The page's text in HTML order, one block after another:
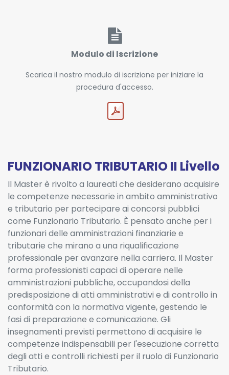
Modulo di Iscrizione
Scarica il nostro modulo di iscrizione per iniziare la
procedura d'accesso.
FUNZIONARIO TRIBUTARIO II Livello
Il Master è rivolto a laureati che desiderano acquisire
le competenze necessarie in ambito amministrativo
e tributario per partecipare ai concorsi pubblici
come Funzionario Tributario. È pensato anche per i
funzionari delle amministrazioni finanziarie e
tributarie che mirano a una riqualificazione
professionale per avanzare nella carriera. Il Master
forma professionisti capaci di operare nelle
amministrazioni pubbliche, occupandosi della
predisposizione di atti amministrativi e di controllo in
conformità con la normativa vigente, gestendo le
fasi di preparazione e comunicazione. Gli
insegnamenti previsti permettono di acquisire le
competenze indispensabili per l'esecuzione corretta
degli atti e controlli richiesti per il ruolo di Funzionario
Tributario.